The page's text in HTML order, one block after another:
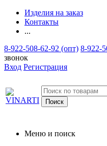
Изделия на заказ
Контакты
...
8-922-508-62-92 (опт) 8-922-
звонок
Вход Регистрация
Меню и поиск